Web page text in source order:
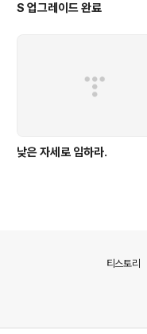
S 업그레이드 완료
낮은 자세로 임하라.
티스토리